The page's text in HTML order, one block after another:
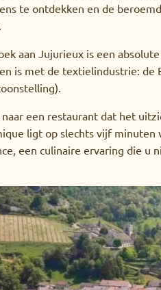
te ontdekken en de
aan Jujurieux is een
is met de textielindustrie: de
naar een restaurant dat het
ligt op slechts vijf
een culinaire ervaring die u